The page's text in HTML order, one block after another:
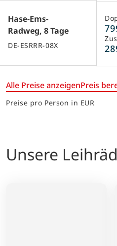
Hase-Ems-
Radweg, 8 Tage
DE-ESRRR-08X
Alle Preise anzeigenPreis
Preise pro Person in EUR
Unsere